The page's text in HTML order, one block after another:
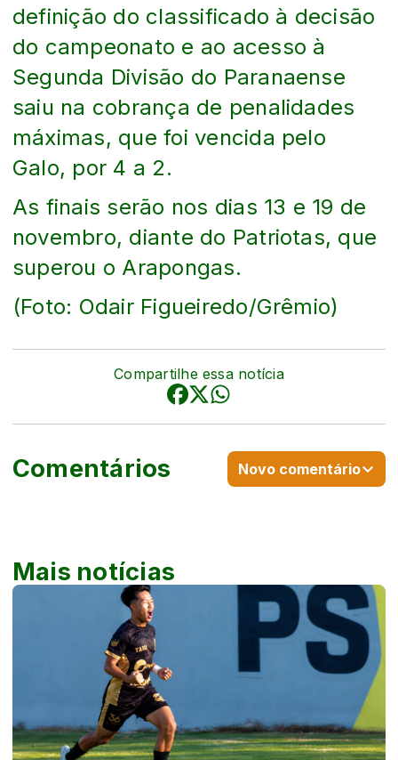
definição do classificado à decisão
do campeonato e ao acesso à
Segunda Divisão do Paranaense
saiu na cobrança de penalidades
máximas, que foi vencida pelo
Galo, por 4 a 2.
As finais serão nos dias 13 e 19 de
novembro, diante do Patriotas, que
superou o Arapongas.
(Foto: Odair Figueiredo/Grêmio)
Compartilhe essa notícia
Comentários Novo comentário
Mais notícias